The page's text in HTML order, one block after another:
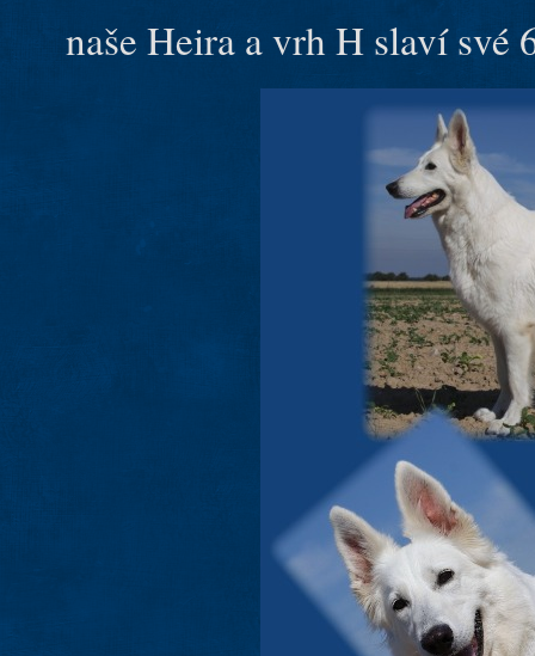
naše Heira a vrh H slaví své